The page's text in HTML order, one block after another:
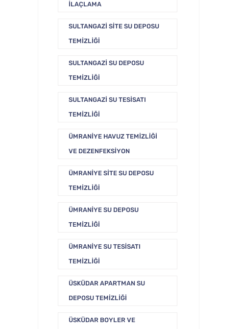
İLAÇLAMA
SULTANGAZI SITE SU DEPOSU
TEMIZLIĞI
SULTANGAZI SU DEPOSU
TEMIZLIĞI
SULTANGAZI SU TESISATI
TEMIZLIĞI
ÜMRANIYE HAVUZ TEMIZLIĞI
VE DEZENFEKSIYON
ÜMRANIYE SITE SU DEPOSU
TEMIZLIĞI
ÜMRANIYE SU DEPOSU
TEMIZLIĞI
ÜMRANIYE SU TESISATI
TEMIZLIĞI
ÜSKÜDAR APARTMAN SU
DEPOSU TEMIZLIĞI
ÜSKÜDAR BOYLER VE